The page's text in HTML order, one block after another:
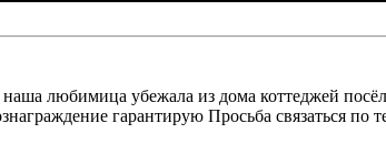
любимица убежала из дома коттеджей
гарантирую Просьба связаться по